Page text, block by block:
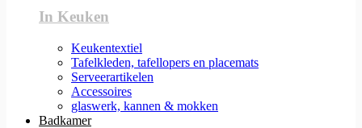
In Keuken
Keukentextiel
Tafelkleden, tafellopers en placemats
Serveerartikelen
Accessoires
glaswerk, kannen & mokken
Badkamer